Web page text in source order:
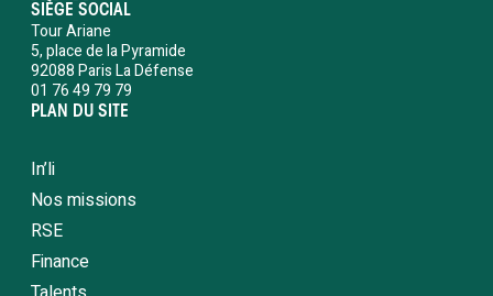
SIÈGE SOCIAL
Tour Ariane
5, place de la Pyramide
92088 Paris La Défense
01 76 49 79 79
PLAN DU SITE
In’li
Nos missions
RSE
Finance